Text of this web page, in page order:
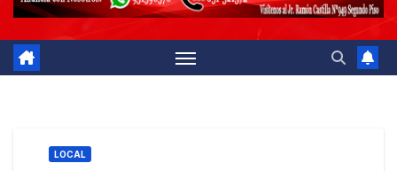
LOCAL